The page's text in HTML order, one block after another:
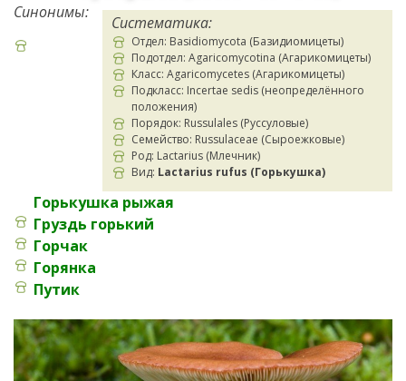
Систематика:
Отдел: Basidiomycota (Базидиомицеты)
Подотдел: Agaricomycotina (Агарикомицеты)
Класс: Agaricomycetes (Агарикомицеты)
Подкласс: Incertae sedis (неопределённого
положения)
Порядок: Russulales (Руссуловые)
Семейство: Russulaceae (Сыроежковые)
Род: Lactarius (Млечник)
Вид: Lactarius rufus (Горькушка)
Синонимы:
Горькушка рыжая
Груздь горький
Горчак
Горянка
Путик